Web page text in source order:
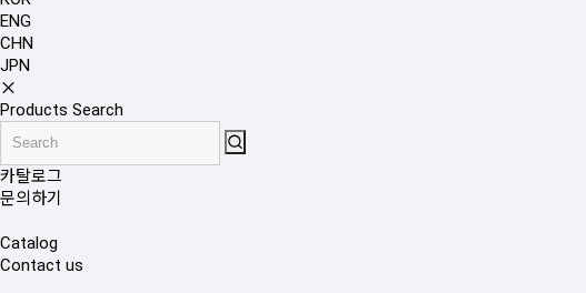
ENG
CHN
JPN
Products Search
카탈로그
문의하기
Catalog
Contact us